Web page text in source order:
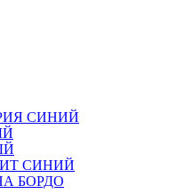
СИНИЙ
СИНИЙ
БОРДО